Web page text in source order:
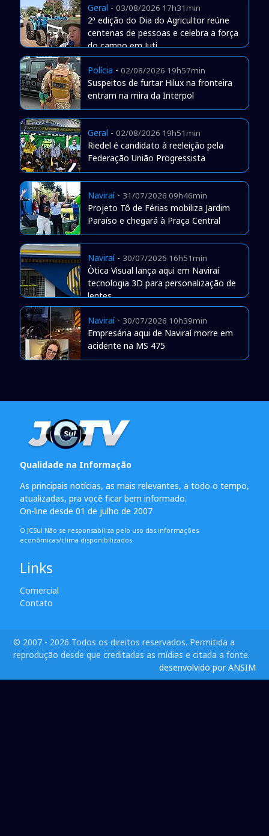
Geral - 03/08/2026 17h31min
2ª edição do Dia do Agricultor reúne
centenas de pessoas e celebra a força
do campo em Juti
Polícia - 02/08/2026 19h57min
Suspeitos de furtar Hilux na fronteira
entram na mira da Interpol
Geral - 02/08/2026 19h51min
Riedel é candidato à reeleição pela
Federação União Progressista
Naviraí- 31/07/2026 09h46min
Projeto Tô de Férias mobiliza Jardim
Paraíso e chegará à Praça Central
Naviraí- 30/07/2026 16h51min
Òtica Visual lança aqui em Naviraí
tecnologia 3D para personalização de
lentes
Naviraí- 30/07/2026 10h39min
Empresária aqui de Naviraí morre em
acidente na MS 475
Qualidade na Informação
As principais notícias, as mais relevantes, a todo o tempo,
atualizadas, pra você ficar bem informado.
On-line desde 01 de julho de 2007
O JCSul Não se responsabiliza pelo uso das informações
econômicas/clima disponibilizados.
Links
Comercial
Contato
© 2007 - 2026 Todos os direitos reservados. Permitida a
reprodução desde que creditadas as mídias e citada a fonte.
desenvolvido por ANSIM